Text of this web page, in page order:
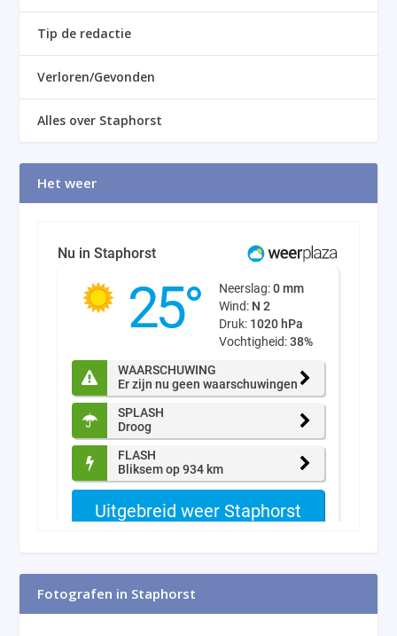
Tip de redactie
Verloren/Gevonden
Alles over Staphorst
Het weer
Fotografen in Staphorst